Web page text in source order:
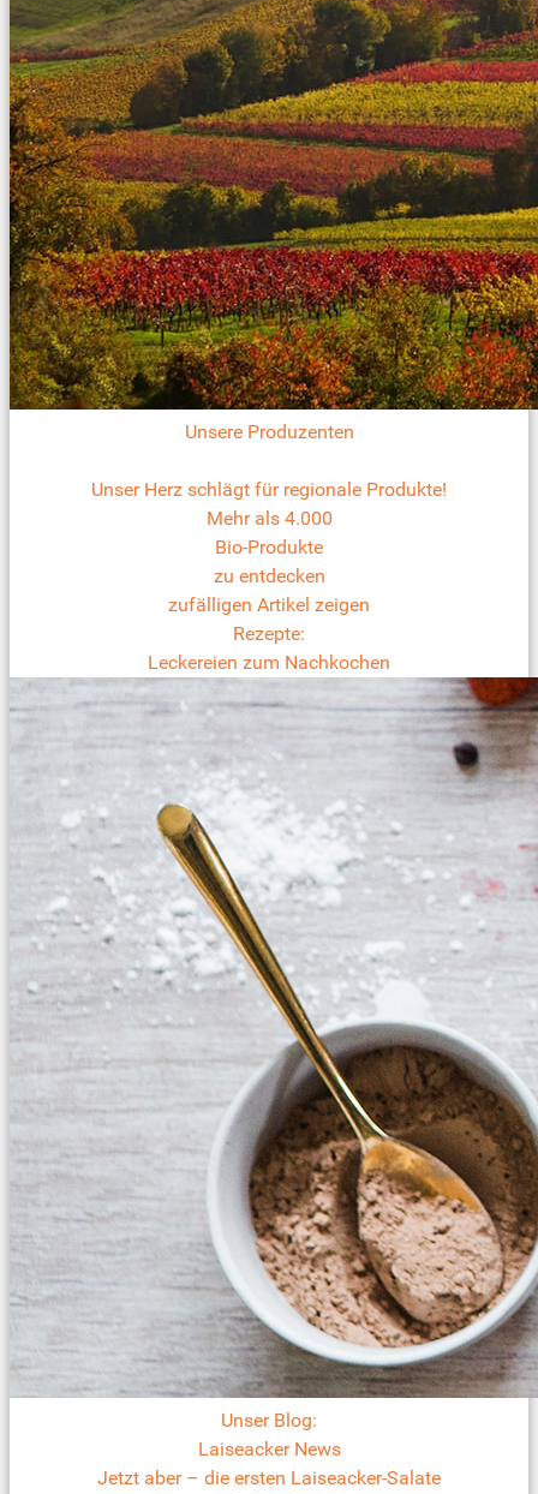
Unsere Produzenten
Unser Herz schlägt für regionale Produkte!
Mehr als 4.000
Bio-Produkte
zu entdecken
zufälligen Artikel zeigen
Rezepte:
Leckereien zum Nachkochen
Unser Blog:
Laiseacker News
Jetzt aber – die ersten Laiseacker-Salate